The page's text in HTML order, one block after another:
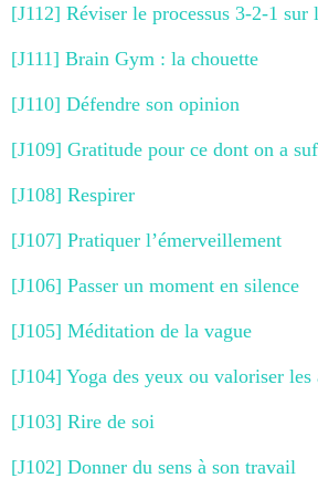
[J112] Réviser le processus 3-2-1 sur
[J111] Brain Gym : la chouette
[J110] Défendre son opinion
[J109] Gratitude pour ce dont on a
[J108] Respirer
[J107] Pratiquer l’émerveillement
[J106] Passer un moment en silence
[J105] Méditation de la vague
[J104] Yoga des yeux ou valoriser les
[J103] Rire de soi
[J102] Donner du sens à son travail